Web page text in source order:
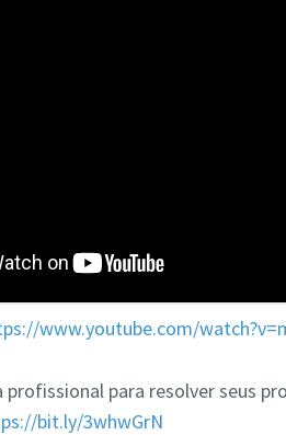
www.youtube.com/
profissional para resolver seus
bit.ly/3whwGrN